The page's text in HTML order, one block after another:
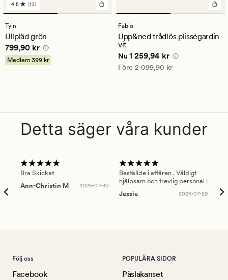
13
omdömen
med
ett
genomsnittligt
betyg
på
4.5
4.5 (13)
Tyin
Ullpläd grön
Pris 799,90 kr
799,90 kr
Medlem 399 kr
Fabio
Upp&ned trådlös plisségardin
vit
Nuvarande pris 1 259,94 kr
Nu 1 259,94 kr
Ordinarie pris 2 099,90 kr
Före2 099,90 kr
Detta säger våra kunder
Bra Skickat
Ann-Christin M
2026-07-30
Beställde i affären . Väldigt
hjälpsam och trevlig personal !
Jessie
2026-07-29
Följ oss
Facebook
POPULÄRA SIDOR
Påslakanset